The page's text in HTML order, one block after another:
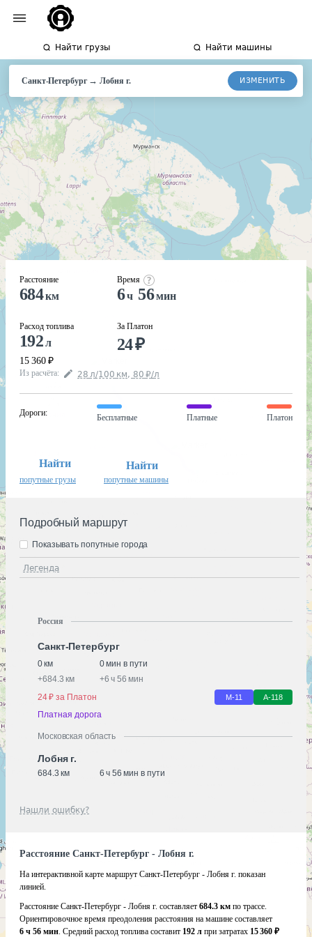
Найти грузы Найти машины
Санкт-Петербург→Лобня г. ИЗМЕНИТЬ
Расстояние
684км
Расход топлива
192л
15 360 ₽
Время
6ч 56мин
За Платон
24₽
Из расчёта: 28 л/100 км, 80 ₽/л
Дороги:
Бесплатные Платные Платон
Найти
попутные грузы
Найти
попутные машины
Подробный маршрут
Легенда
Показывать попутные города
Россия
Санкт-Петербург
0 км
0 мин в пути
+684.3 км +6 ч 56 мин
24 ₽ за Платон
М-11 А-118
Платная дорога
Московская область
Лобня г.
684.3 км 6 ч 56 мин в пути
Нашли ошибку?
Расстояние Санкт-Петербург - Лобня г.
На интерактивной карте маршрут Санкт-Петербург - Лобня г. показан
линией.
Расстояние Санкт-Петербург - Лобня г. составляет 684.3 км по трассе.
Ориентировочное время преодоления расстояния на машине составляет
6 ч 56 мин. Средний расход топлива составит 192 л при затратах 15 360 ₽